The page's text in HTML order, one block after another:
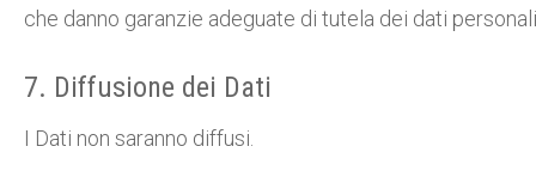
che danno garanzie adeguate di tutela dei dati
7. Diffusione dei Dati
I Dati non saranno diffusi.